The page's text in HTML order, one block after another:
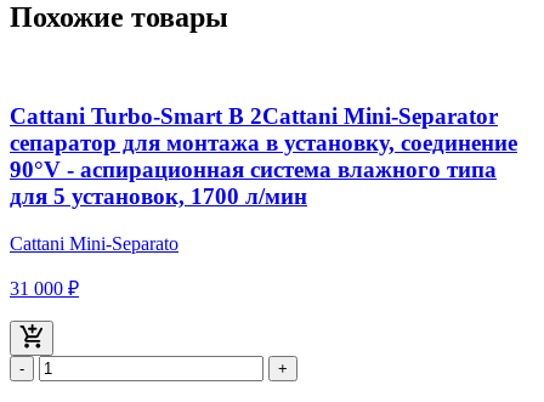
Похожие товары
Cattani Turbo-Smart В 2Cattani Mini-Separator
сепаратор для монтажа в установку, соединение
90°V - аспирационная система влажного типа
для 5 установок, 1700 л/мин
Cattani Mini-Separato
31 000 ₽
- +